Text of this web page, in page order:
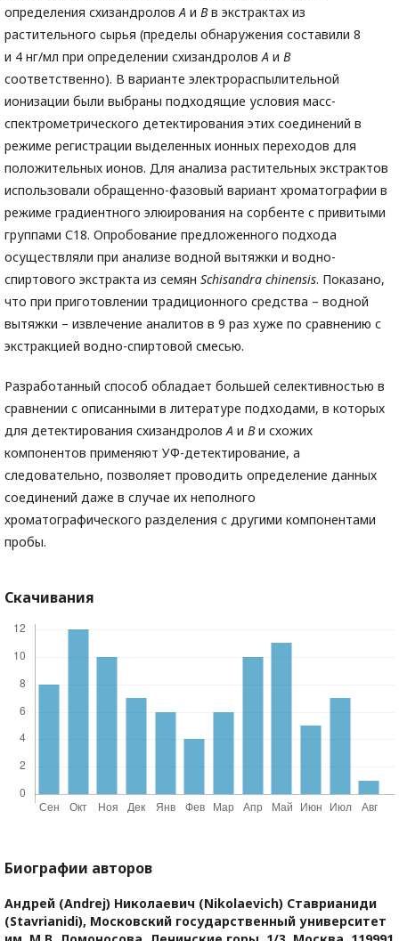
определения схизандроловA и Bв экстрактах из
растительного сырья (пределы обнаружения составили 8
и 4 нг/мл при определении схизандроловA и B
соответственно). В варианте электрораспылительной
ионизации были выбраны подходящие условия масс-
спектрометрического детектирования этих соединений в
режиме регистрации выделенных ионных переходов для
положительных ионов. Для анализа растительных экстрактов
использовали обращенно-фазовый вариант хроматографии в
режиме градиентного элюирования на сорбенте с привитыми
группами С18. Опробование предложенного подхода
осуществляли при анализе водной вытяжки и водно-
спиртового экстракта из семян Schisandra chinensis. Показано,
что при приготовлении традиционного средства – водной
вытяжки – извлечение аналитов в 9 раз хуже по сравнению с
экстракцией водно-спиртовой смесью.
Разработанный способ обладает большей селективностью в
сравнении с описанными в литературе подходами, в которых
для детектирования схизандроловA и Bи схожих
компонентов применяют УФ-детектирование, а
следовательно, позволяет проводить определение данных
соединений даже в случае их неполного
хроматографического разделения с другими компонентами
пробы.
Скачивания
Биографии авторов
Андрей (Andrej) Николаевич (Nikolaevich) Ставрианиди
(Stavrianidi), Московский государственный университет